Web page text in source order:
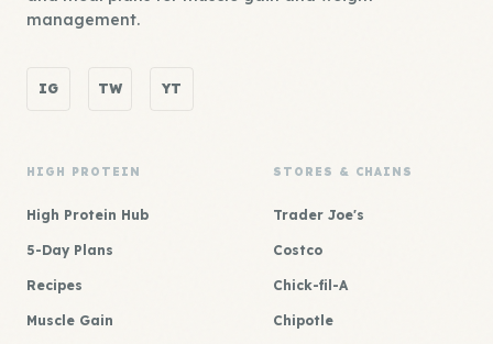
management.
IG TW YT
HIGH PROTEIN
High Protein Hub
5-Day Plans
Recipes
Muscle Gain
STORES & CHAINS
Trader Joe's
Costco
Chick-fil-A
Chipotle